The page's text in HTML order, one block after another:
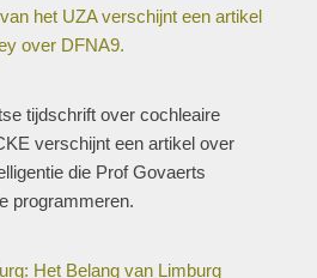
het UZA verschijnt een artikel
over DFNA9.
tijdschrift over cochleaire
verschijnt een artikel over
die Prof Govaerts
programmeren.
Het Belang van Limburg